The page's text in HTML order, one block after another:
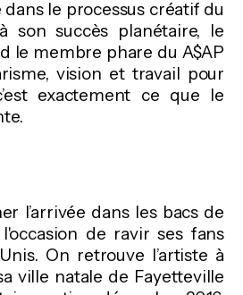
le processus créatif du
succès planétaire, le
le membre phare du A$AP
vision et travail pour
exactement ce que le
l’arrivée dans les bacs de
de ravir ses fans
On retrouve l’artiste à
ville natale de Fayetteville